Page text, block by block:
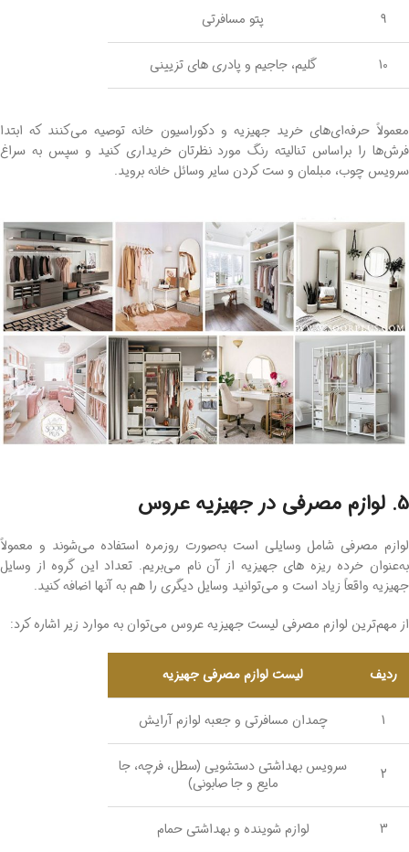
9 پتو مسافرتی
10 گلیم، جاجیم و پادری های تزیینی
معمولاً حرفه‌ای‌های خرید جهیزیه و دکوراسیون خانه توصیه می‌کنند که ابتدا
فرش‌ها را براساس تنالیته رنگ مورد نظرتان خریداری کنید و سپس به سراغ
سرویس چوب، مبلمان و ست کردن سایر وسائل خانه بروید.
5. لوازم مصرفی در جهیزیه عروس
لوازم مصرفی شامل وسایلی است به‌صورت روزمره استفاده می‌شوند و معمولاً
به‌عنوان خرده ریزه های جهیزیه از آن نام می‌بریم. تعداد این گروه از وسایل
جهیزیه واقعاً زیاد است و می‌توانید وسایل دیگری را هم به آنها اضافه کنید.
از مهم‌ترین لوازم مصرفی لیست جهیزیه عروس می‌توان به موارد زیر اشاره کرد:
ردیف لیست لوازم مصرفی جهیزیه
1 چمدان مسافرتی و جعبه لوازم آرایش
2
سرویس بهداشتی دستشویی (سطل، فرچه، جا
مایع و جا صابونی)
3 لوازم شوینده و بهداشتی حمام